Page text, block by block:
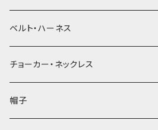
ベルト・ハーネス
チョーカー・ネックレス
帽子